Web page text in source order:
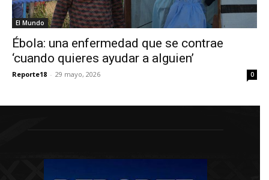
El Mundo
Ébola: una enfermedad que se contrae
‘cuando quieres ayudar a alguien’
Reporte18 - 29 mayo, 2026 0